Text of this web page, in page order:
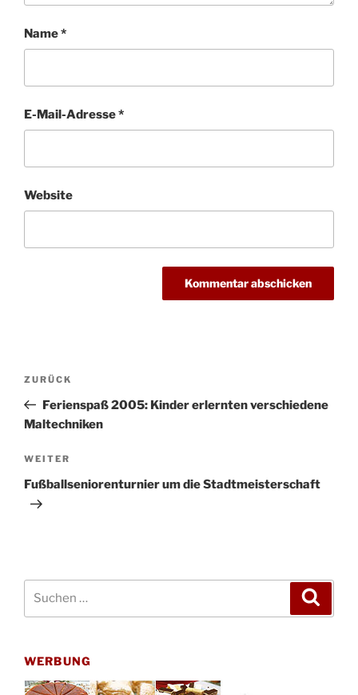
Name*
E-Mail-Adresse*
Website
Beitragsnavigation
Vorheriger
Beitrag
ZURÜCK
Ferienspaß 2005: Kinder erlernten verschiedene
Maltechniken
Nächster
Beitrag
WEITER
Fußballseniorenturnier um die Stadtmeisterschaft
WERBUNG